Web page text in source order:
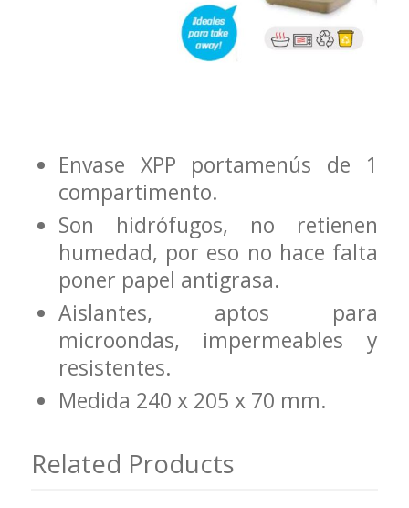
Envase XPP portamenús de 1
compartimento.
Son hidrófugos, no retienen
humedad, por eso no hace falta
poner papel antigrasa.
Aislantes, aptos para
microondas, impermeables y
resistentes.
Medida 240 x 205 x 70 mm.
Related Products